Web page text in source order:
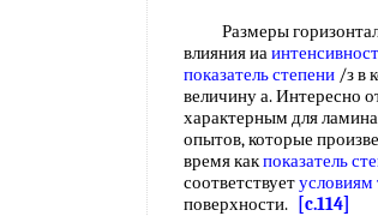
Размеры
влияния иа
показатель степени /з в
величину а. Интересно
характерным для
опытов, которые
время какпоказатель
соответствуетусловиям
поверхности.
[c.114]